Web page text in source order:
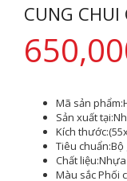
CUNG CHUI
Mã sản phẩm:
Sản xuất tại:
Kích thước:
Tiêu chuẩn:Bộ
Chất liệu:
Màu sắcPhối